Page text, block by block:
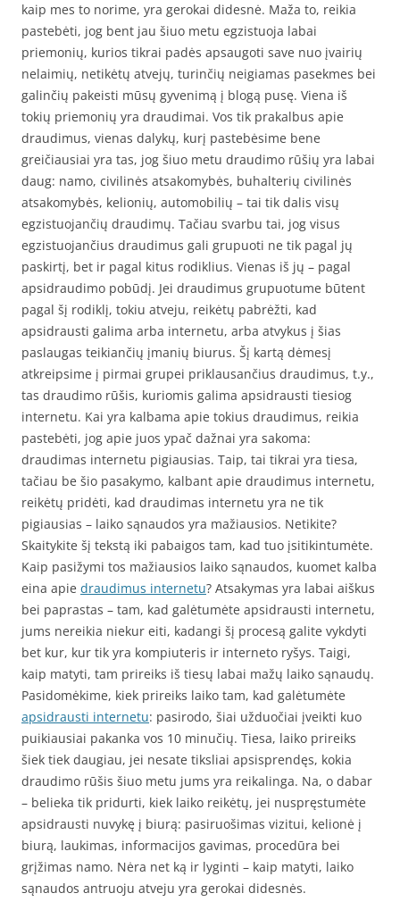
kaip mes to norime, yra gerokai didesnė. Maža to, reikia
pastebėti, jog bent jau šiuo metu egzistuoja labai
priemonių, kurios tikrai padės apsaugoti save nuo įvairių
nelaimių, netikėtų atvejų, turinčių neigiamas pasekmes bei
galinčių pakeisti mūsų gyvenimą į blogą pusę. Viena iš
tokių priemonių yra draudimai. Vos tik prakalbus apie
draudimus, vienas dalykų, kurį pastebėsime bene
greičiausiai yra tas, jog šiuo metu draudimo rūšių yra labai
daug: namo, civilinės atsakomybės, buhalterių civilinės
atsakomybės, kelionių, automobilių – tai tik dalis visų
egzistuojančių draudimų. Tačiau svarbu tai, jog visus
egzistuojančius draudimus gali grupuoti ne tik pagal jų
paskirtį, bet ir pagal kitus rodiklius. Vienas iš jų – pagal
apsidraudimo pobūdį. Jei draudimus grupuotume būtent
pagal šį rodiklį, tokiu atveju, reikėtų pabrėžti, kad
apsidrausti galima arba internetu, arba atvykus į šias
paslaugas teikiančių įmanių biurus. Šį kartą dėmesį
atkreipsime į pirmai grupei priklausančius draudimus, t.y.,
tas draudimo rūšis, kuriomis galima apsidrausti tiesiog
internetu. Kai yra kalbama apie tokius draudimus, reikia
pastebėti, jog apie juos ypač dažnai yra sakoma:
draudimas internetu pigiausias. Taip, tai tikrai yra tiesa,
tačiau be šio pasakymo, kalbant apie draudimus internetu,
reikėtų pridėti, kad draudimas internetu yra ne tik
pigiausias – laiko sąnaudos yra mažiausios. Netikite?
Skaitykite šį tekstą iki pabaigos tam, kad tuo įsitikintumėte.
Kaip pasižymi tos mažiausios laiko sąnaudos, kuomet kalba
eina apie draudimus internetu? Atsakymas yra labai aiškus
bei paprastas – tam, kad galėtumėte apsidrausti internetu,
jums nereikia niekur eiti, kadangi šį procesą galite vykdyti
bet kur, kur tik yra kompiuteris ir interneto ryšys. Taigi,
kaip matyti, tam prireiks iš tiesų labai mažų laiko sąnaudų.
Pasidomėkime, kiek prireiks laiko tam, kad galėtumėte
apsidrausti internetu: pasirodo, šiai užduočiai įveikti kuo
puikiausiai pakanka vos 10 minučių. Tiesa, laiko prireiks
šiek tiek daugiau, jei nesate tiksliai apsisprendęs, kokia
draudimo rūšis šiuo metu jums yra reikalinga. Na, o dabar
– belieka tik pridurti, kiek laiko reikėtų, jei nuspręstumėte
apsidrausti nuvykę į biurą: pasiruošimas vizitui, kelionė į
biurą, laukimas, informacijos gavimas, procedūra bei
grįžimas namo. Nėra net ką ir lyginti – kaip matyti, laiko
sąnaudos antruoju atveju yra gerokai didesnės.